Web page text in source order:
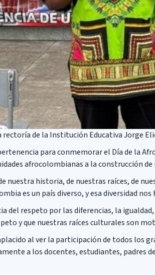
de la Institución Educativa Jorge
para conmemorar el Día de la
afrocolombianas a la construcción de
historia, de nuestras raíces, de
es un país diverso, y esa diversidad
respeto por las diferencias, la
y que nuestras raíces culturales son
al ver la participación de todos los
a los docentes, estudiantes, padres